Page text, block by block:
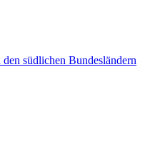
südlichen Bundesländern